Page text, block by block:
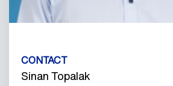
CONTACT
Sinan Topalak